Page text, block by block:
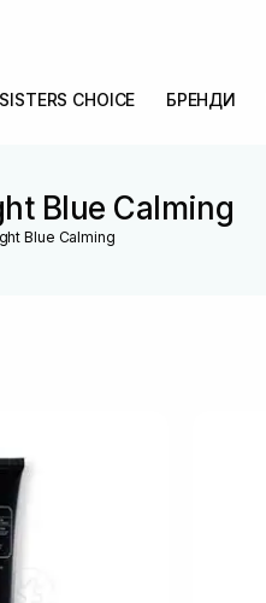
SISTERS CHOICE БРЕНДИ
Blue Calming
Blue Calming